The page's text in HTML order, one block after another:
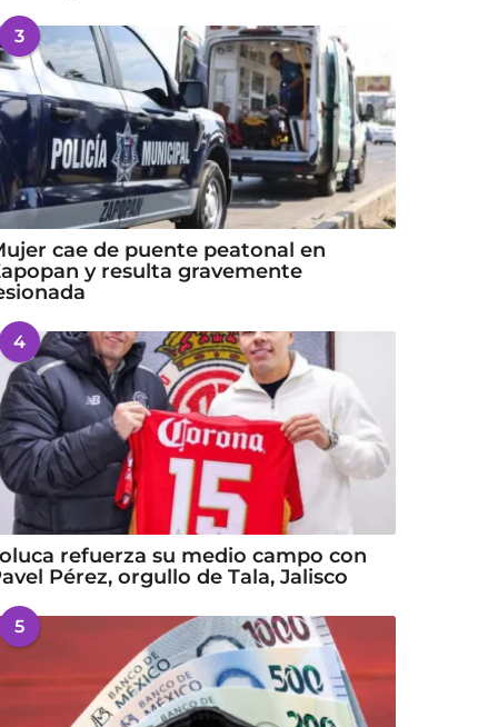
3
cae de puente peatonal en
y resulta gravemente
4
refuerza su medio campo con
Pérez, orgullo de Tala, Jalisco
5